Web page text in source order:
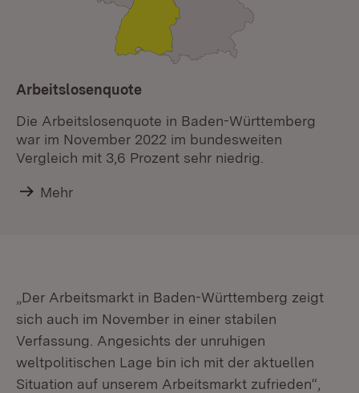
Arbeitslosenquote
Die Arbeitslosenquote in Baden-Württemberg
war im November 2022 im bundesweiten
Vergleich mit 3,6 Prozent sehr niedrig.
Mehr
„Der Arbeitsmarkt in Baden-Württemberg zeigt
sich auch im November in einer stabilen
Verfassung. Angesichts der unruhigen
weltpolitischen Lage bin ich mit der aktuellen
Situation auf unserem Arbeitsmarkt zufrieden“,